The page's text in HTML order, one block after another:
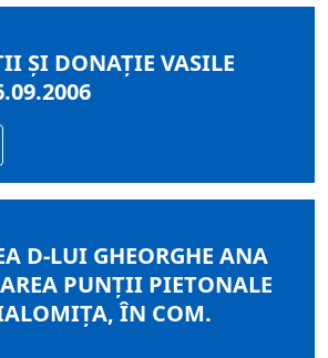
ŞI DONAŢIE VASILE
D-LUI GHEORGHE ANA
PUNŢII PIETONALE
ÎN COM.